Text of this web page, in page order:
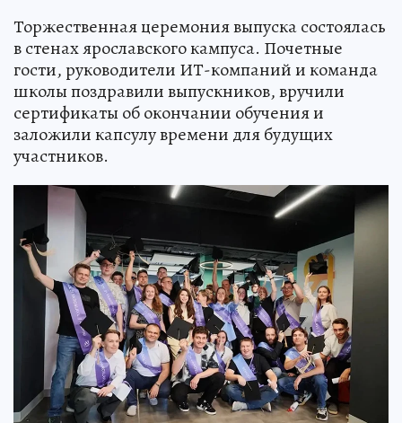
Торжественная церемония выпуска состоялась
в стенах ярославского кампуса. Почетные
гости, руководители ИТ-компаний и команда
школы поздравили выпускников, вручили
сертификаты об окончании обучения и
заложили капсулу времени для будущих
участников.